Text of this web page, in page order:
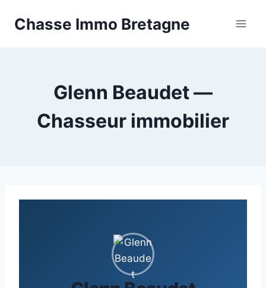
Chasse Immo Bretagne
Glenn Beaudet —
Chasseur immobilier